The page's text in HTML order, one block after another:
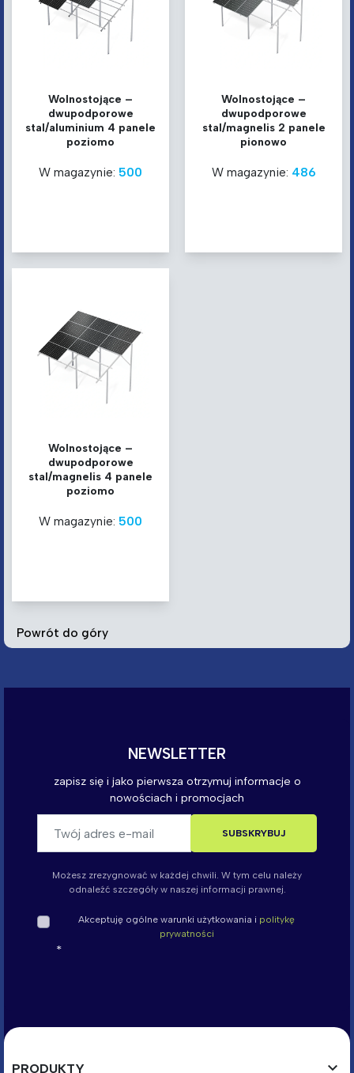
Wolnostojące –
dwupodporowe
stal/aluminium 4 panele
poziomo
W magazynie: 500
Wolnostojące –
dwupodporowe
stal/magnelis 2 panele
pionowo
W magazynie: 486
Wolnostojące –
dwupodporowe
stal/magnelis 4 panele
poziomo
W magazynie: 500
Powrót do góry
Możesz zrezygnować w każdej chwili. W tym celu należy
odnaleźć szczegóły w naszej informacji prawnej.
Akceptuję ogólne warunki użytkowania i politykę
prywatności
PRODUKTY 